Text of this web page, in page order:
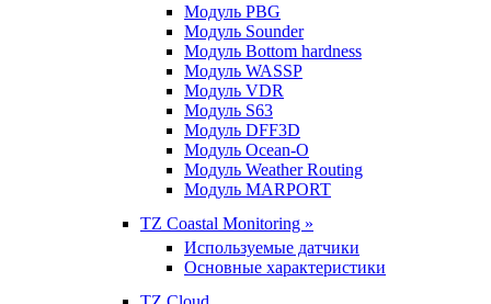
Модуль PBG
Модуль Sounder
Модуль Bottom hardness
Модуль WASSP
Модуль VDR
Модуль S63
Модуль DFF3D
Модуль Ocean-O
Модуль Weather Routing
Модуль MARPORT
TZ Coastal Monitoring »
Используемые датчики
Основные характеристики